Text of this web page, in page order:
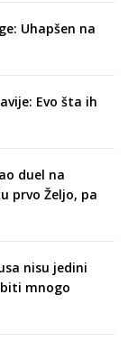
Uhapšen na
Evo šta ih
duel na
prvo Željo, pa
nisu jedini
mnogo